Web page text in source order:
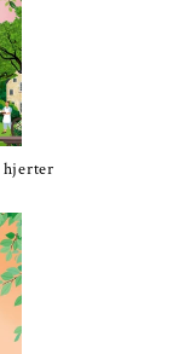
hjerter